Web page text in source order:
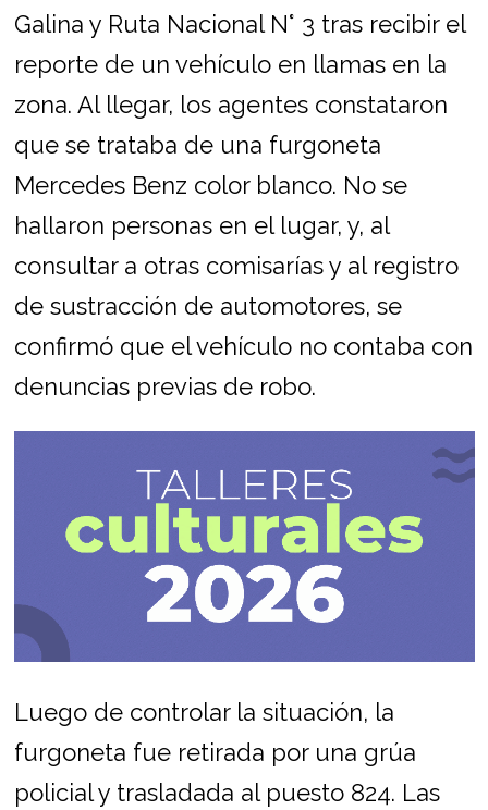
Galina y Ruta Nacional N° 3 tras recibir el
reporte de un vehículo en llamas en la
zona. Al llegar, los agentes constataron
que se trataba de una furgoneta
Mercedes Benz color blanco. No se
hallaron personas en el lugar, y, al
consultar a otras comisarías y al registro
de sustracción de automotores, se
confirmó que el vehículo no contaba con
denuncias previas de robo.
Luego de controlar la situación, la
furgoneta fue retirada por una grúa
policial y trasladada al puesto 824. Las